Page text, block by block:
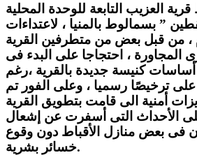
العزيب التابعة للوحدة المحلية
” بسمالوط بالمنيا ، لاعتداءات
، من قبل بعض من متطرفين القرية
المجاورة ، احتجاجا على البدء فى
كنيسة جديدة بالقرية ،رغم
ترخيصًا رسميا ، وعلى الفور تم
أمنية الى قامت بتطويق القرية
الأحداث التى أسفرت عن إشعال
فى بعض منازل الأقباط دون وقوع
خسائر بشرية.